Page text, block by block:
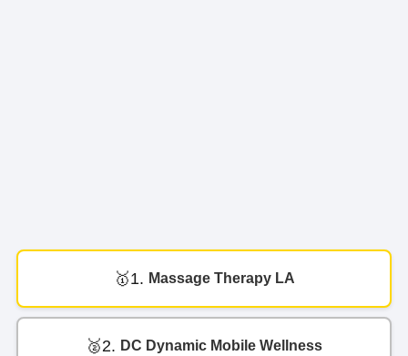
1. Massage Therapy LA
2. DC Dynamic Mobile Wellness